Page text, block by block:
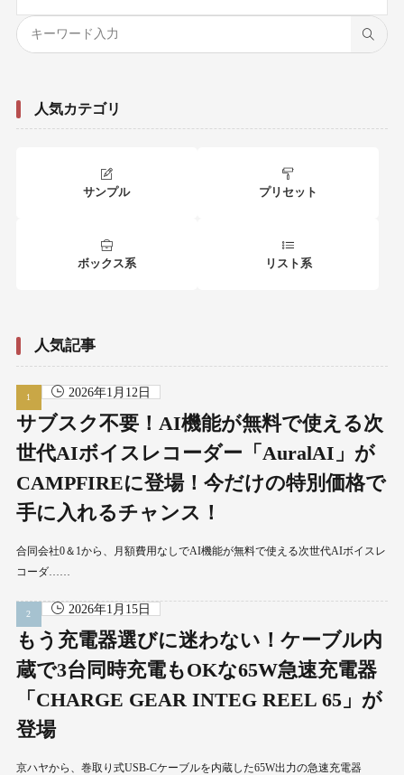
人気カテゴリ
サンプル プリセット
ボックス系 リスト系
人気記事
2026年1月12日
サブスク不要！AI機能が無料で使える次
世代AIボイスレコーダー「AuralAI」が
CAMPFIREに登場！今だけの特別価格で
手に入れるチャンス！
合同会社0＆1から、月額費用なしでAI機能が無料で使える次世代AIボイスレ
コーダ……
2026年1月15日
もう充電器選びに迷わない！ケーブル内
蔵で3台同時充電もOKな65W急速充電器
「CHARGE GEAR INTEG REEL 65」が
登場
京ハヤから、巻取り式USB-Cケーブルを内蔵した65W出力の急速充電器